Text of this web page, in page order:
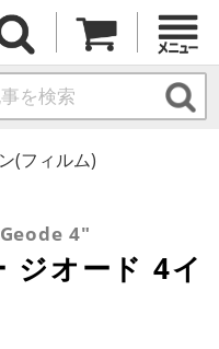
(フィルム)
4"
ジオード 4イ